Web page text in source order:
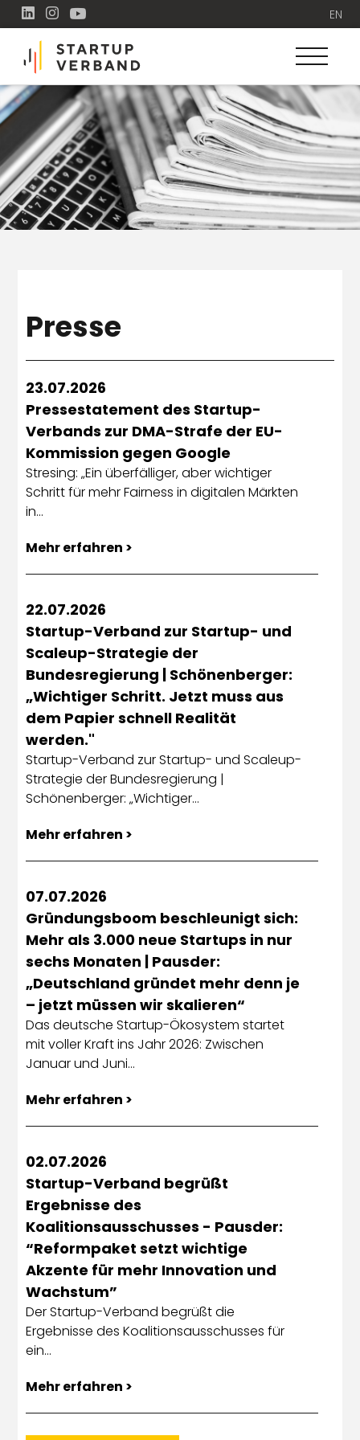
EN
Presse
23.07.2026
Pressestatement des Startup-
Verbands zur DMA-Strafe der EU-
Kommission gegen Google
Stresing: „Ein überfälliger, aber wichtiger
Schritt für mehr Fairness in digitalen Märkten
in…
Mehr erfahren >
22.07.2026
Startup-Verband zur Startup- und
Scaleup-Strategie der
Bundesregierung | Schönenberger:
„Wichtiger Schritt. Jetzt muss aus
dem Papier schnell Realität
werden."
Startup-Verband zur Startup- und Scaleup-
Strategie der Bundesregierung |
Schönenberger: „Wichtiger…
Mehr erfahren >
07.07.2026
Gründungsboom beschleunigt sich:
Mehr als 3.000 neue Startups in nur
sechs Monaten | Pausder:
„Deutschland gründet mehr denn je
– jetzt müssen wir skalieren“
Das deutsche Startup-Ökosystem startet
mit voller Kraft ins Jahr 2026: Zwischen
Januar und Juni…
Mehr erfahren >
02.07.2026
Startup-Verband begrüßt
Ergebnisse des
Koalitionsausschusses - Pausder:
“Reformpaket setzt wichtige
Akzente für mehr Innovation und
Wachstum”
Der Startup-Verband begrüßt die
Ergebnisse des Koalitionsausschusses für
ein…
Mehr erfahren >